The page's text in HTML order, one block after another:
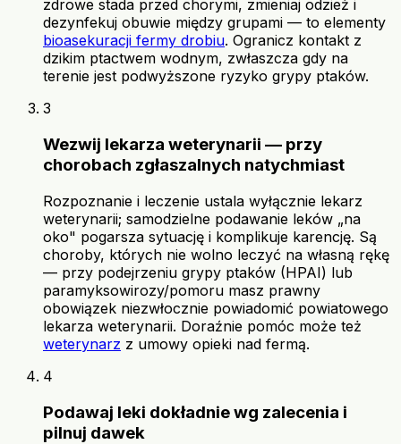
zdrowe stada przed chorymi, zmieniaj odzież i
dezynfekuj obuwie między grupami — to elementy
bioasekuracji fermy drobiu. Ogranicz kontakt z
dzikim ptactwem wodnym, zwłaszcza gdy na
terenie jest podwyższone ryzyko grypy ptaków.
3
Wezwij lekarza weterynarii — przy
chorobach zgłaszalnych natychmiast
Rozpoznanie i leczenie ustala wyłącznie lekarz
weterynarii; samodzielne podawanie leków „na
oko" pogarsza sytuację i komplikuje karencję. Są
choroby, których nie wolno leczyć na własną rękę
— przy podejrzeniu grypy ptaków (HPAI) lub
paramyksowirozy/pomoru masz prawny
obowiązek niezwłocznie powiadomić powiatowego
lekarza weterynarii. Doraźnie pomóc może też
weterynarz z umowy opieki nad fermą.
4
Podawaj leki dokładnie wg zalecenia i
pilnuj dawek